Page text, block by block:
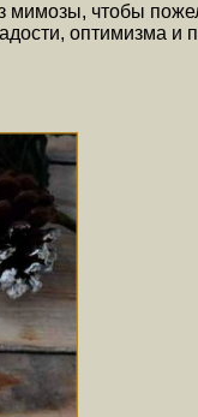
чтобы
оптимизма и